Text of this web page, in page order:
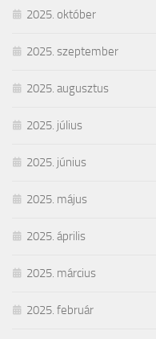
2025. október
2025. szeptember
2025. augusztus
2025. július
2025. június
2025. május
2025. április
2025. március
2025. február